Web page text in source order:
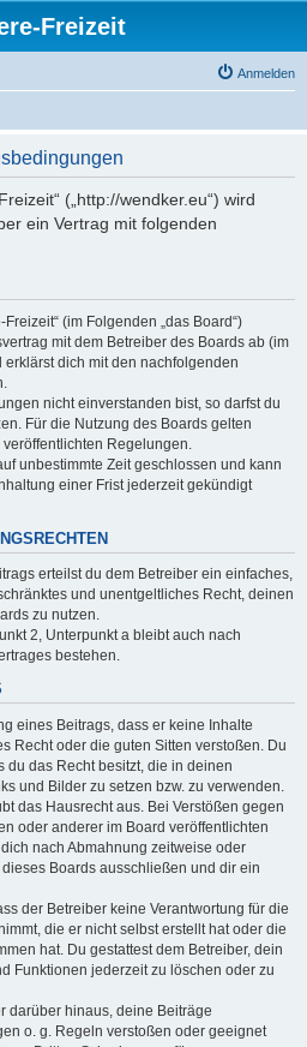
Freizeit
Anmelden
(„http://wendker.eu“) wird
ein Vertrag mit folgenden
(im Folgenden „das Board“)
mit dem Betreiber des Boards ab (im
erklärst dich mit den nachfolgenden
nicht einverstanden bist, so darfst du
Für die Nutzung des Boards gelten
Regelungen.
unbestimmte Zeit geschlossen und kann
einer Frist jederzeit gekündigt
erteilst du dem Betreiber ein einfaches,
und unentgeltliches Recht, deinen
zu nutzen.
2, Unterpunkt a bleibt auch nach
bestehen.
eines Beitrags, dass er keine Inhalte
Recht oder die guten Sitten verstoßen. Du
du das Recht besitzt, die in deinen
und Bilder zu setzen bzw. zu verwenden.
das Hausrecht aus. Bei Verstößen gegen
oder anderer im Board veröffentlichten
nach Abmahnung zeitweise oder
Boards ausschließen und dir ein
der Betreiber keine Verantwortung für die
die er nicht selbst erstellt hat oder die
hat. Du gestattest dem Betreiber, dein
Funktionen jederzeit zu löschen oder zu
darüber hinaus, deine Beiträge
o. g. Regeln verstoßen oder geeignet